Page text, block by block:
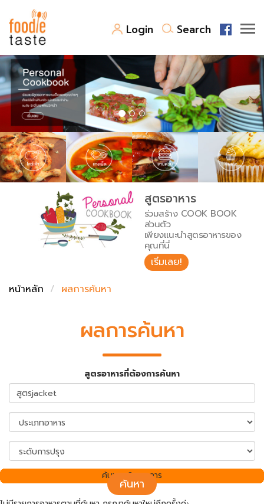
Login Search
สูตรอาหาร
สูตรอาหารล่าสุด
Top Foodie
พาไปชิม
สารพันก้นครัว
เคล็ดลับน่ารู้
เปรียบเทียบหน่วยการตวง
เปรียบเทียบอุณหภูมิ
เปรียบเทียบน้ำหนักวัตถุดิบ
FoodPedia
สร้าง Cookbook
สูตรอาหาร
ร่วมสร้าง COOK BOOK
ส่วนตัว
เพียงแนะนำสูตรอาหารของ
คุณที่นี่
เริ่มเลย!
หน้าหลัก
ผลการค้นหา
ผลการค้นหา
สูตรอาหารที่ต้องการค้นหา
ค้นหา
ค้นพบ 0 รายการ